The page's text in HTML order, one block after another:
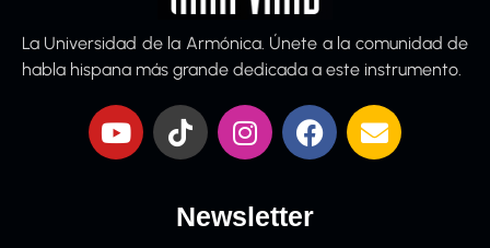
La Universidad de la Armónica. Únete a la comunidad de
habla hispana más grande dedicada a este instrumento.
Newsletter